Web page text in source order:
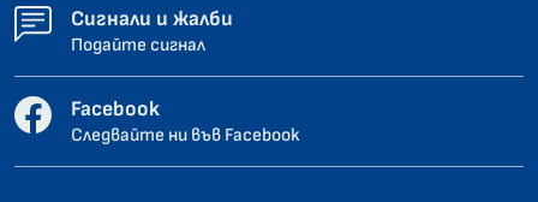
Сигнали и жалби
Подайте сигнал
Facebook
Следвайте ни във Facebook